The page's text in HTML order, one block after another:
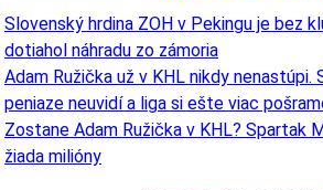
Slovenský hrdina ZOH v Pekingu je bez
dotiahol náhradu zo zámoria
Adam Ružička už v KHL nikdy nenastúpi.
peniaze neuvidí a liga si ešte viac
Zostane Adam Ružička v KHL? Spartak
žiada milióny